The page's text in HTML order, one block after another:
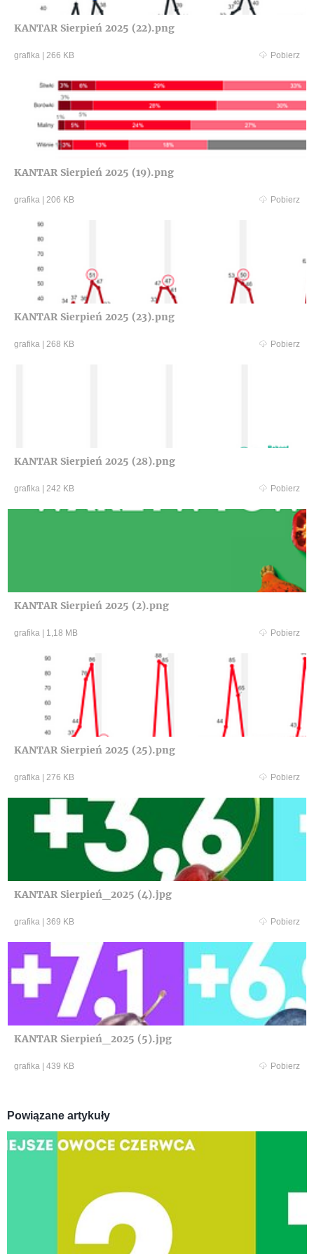
KANTAR Sierpień 2025 (22).png
grafika 266 KB Pobierz
KANTAR Sierpień 2025 (19).png
grafika 206 KB Pobierz
KANTAR Sierpień 2025 (23).png
grafika 268 KB Pobierz
KANTAR Sierpień 2025 (28).png
grafika 242 KB Pobierz
KANTAR Sierpień 2025 (2).png
grafika 1,18 MB Pobierz
KANTAR Sierpień 2025 (25).png
grafika 276 KB Pobierz
KANTAR Sierpień_2025 (4).jpg
grafika 369 KB Pobierz
KANTAR Sierpień_2025 (5).jpg
grafika 439 KB Pobierz
Powiązane artykuły